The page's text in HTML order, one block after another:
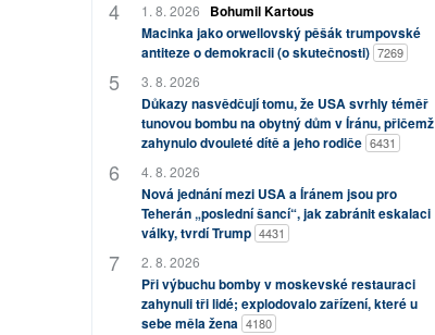
1. 8. 2026
Bohumil Kartous
Macinka jako orwellovský pěšák trumpovské
antiteze o demokracii (o skutečnosti) 7269
3. 8. 2026
Důkazy nasvědčují tomu, že USA svrhly téměř
tunovou bombu na obytný dům v Íránu, přičemž
zahynulo dvouleté dítě a jeho rodiče 6431
4. 8. 2026
Nová jednání mezi USA a Íránem jsou pro
Teherán „poslední šancí“, jak zabránit eskalaci
války, tvrdí Trump 4431
2. 8. 2026
Při výbuchu bomby v moskevské restauraci
zahynuli tři lidé; explodovalo zařízení, které u
sebe měla žena 4180